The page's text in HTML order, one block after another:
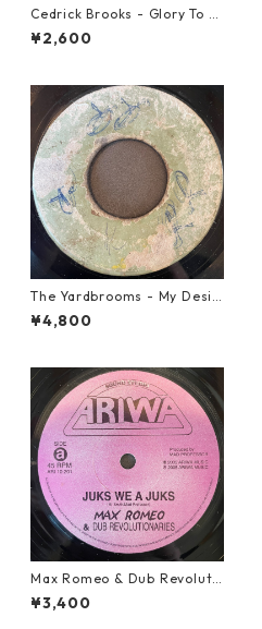
Cedrick Brooks - Glory To S
ounds【7-21786】
¥2,600
The Yardbrooms - My Desir
e【7-21922】
¥4,800
Max Romeo & Dub Revoluti
onaries - Juks We A Juks【1
0-90000】
¥3,400